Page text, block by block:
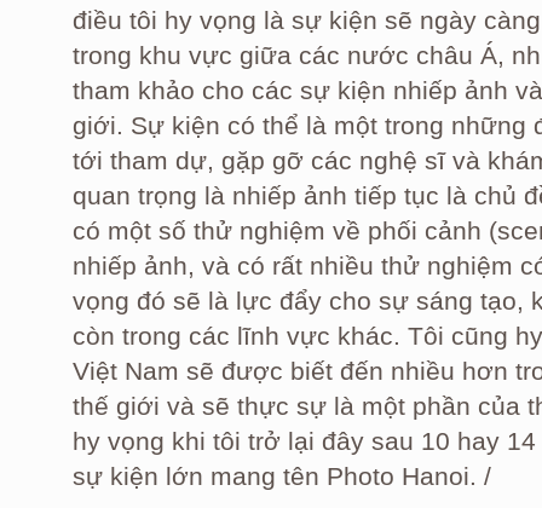
điều tôi hy vọng là sự kiện sẽ ngày
trong khu vực giữa các nước châu Á,
tham khảo cho các sự kiện nhiếp ảnh
giới. Sự kiện có thể là một trong những
tới tham dự, gặp gỡ các nghệ sĩ và
quan trọng là nhiếp ảnh tiếp tục là chủ
có một số thử nghiệm về phối cảnh
nhiếp ảnh, và có rất nhiều thử nghiệm
vọng đó sẽ là lực đẩy cho sự sáng tạo,
còn trong các lĩnh vực khác. Tôi cũng
Việt Nam sẽ được biết đến nhiều hơn
thế giới và sẽ thực sự là một phần của
hy vọng khi tôi trở lại đây sau 10 hay
sự kiện lớn mang tên Photo Hanoi. /